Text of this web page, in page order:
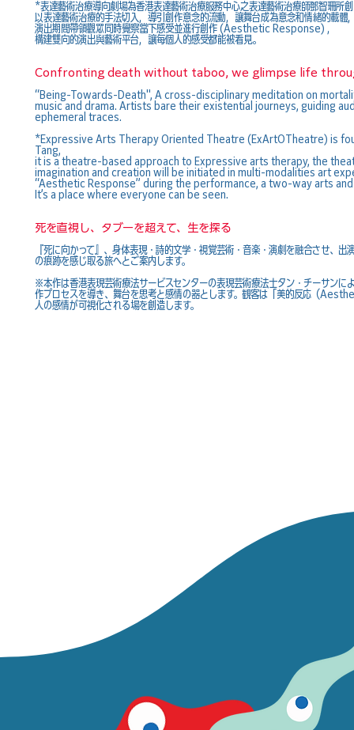
*表達藝術治療導向劇場為香港表達藝術治療服務中心之表達藝術治療師鄧智珊所
以表達藝術治療的手法切入，導引創作意念的流動，讓舞台成為意念和情緒的載體
演出期間帶領觀眾同時覺察當下感受並進行創作 (Aesthetic Response) ，
構建雙向的演出與藝術平台，讓每個人的感受都能被看見。
Confronting death without taboo, we glimpse life
“Being-Towards-Death", A cross-disciplinary meditation on
music and drama. Artists bare their existential journeys, guiding
ephemeral traces.
*Expressive Arts Therapy Oriented Theatre (ExArtOTheatre) is
Tang,
it is a theatre-based approach to Expressive arts therapy, the
imagination and creation will be initiated in multi-modalities art
“Aesthetic Response” during the performance, a two-way arts
It’s a place where everyone can be seen.
死を直視し、タブーを超えて、生を探る
『死に向かって』、身体表現・詩的文学・視覚芸術・音楽・演劇を融合させ、
の痕跡を感じ取る旅へとご案内します。
※本作は香港表現芸術療法サービスセンターの表現芸術療法士タン・チーサンに
作プロセスを導き、舞台を思考と感情の器とします。観客は「美的反応（
人の感情が可視化される場を創造します。